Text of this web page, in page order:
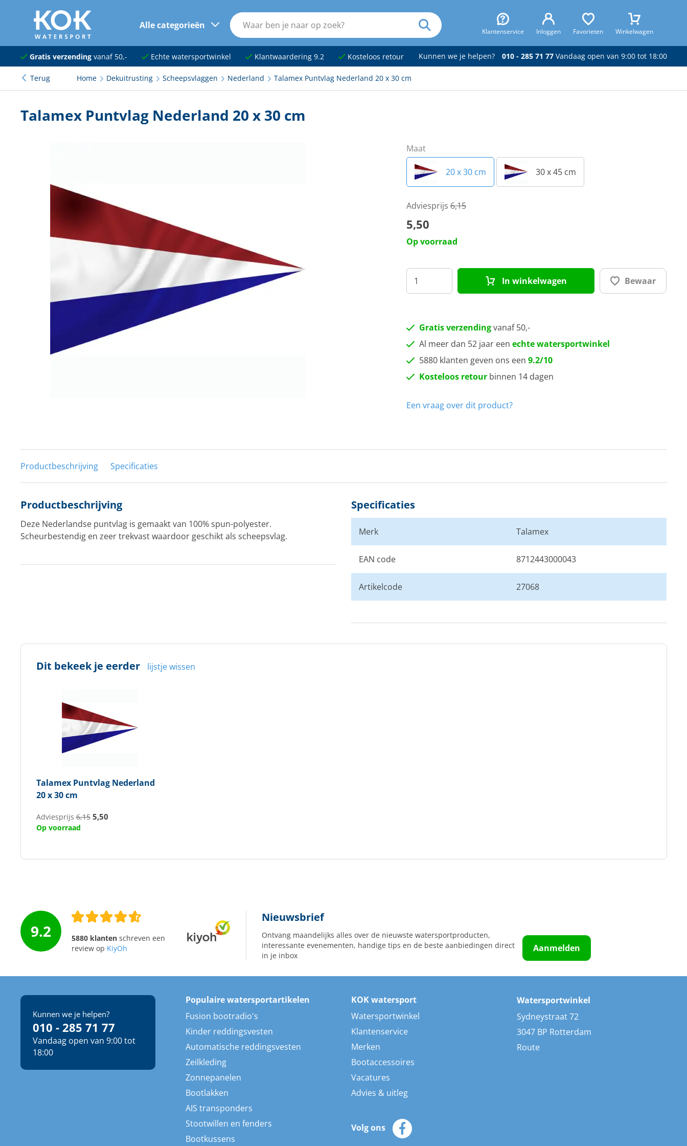
naar hoofdinhoud
Alle categorieën
Klantenservice Inloggen Favorieten Winkelwagen
Navigatie
Dekuitrusting
Sanitair
Techniek en motor
Meubels en lifestyle
SALE
Gratis verzendingvanaf 50,- Echte watersportwinkel Klantwaardering 9.2 Kosteloos retour Kunnen we je helpen? 010 - 285 71 77Vandaag open van 9:00 tot 18:00
Terug Home Dekuitrusting Scheepsvlaggen Nederland Talamex Puntvlag Nederland 20 x 30 cm
Talamex Puntvlag Nederland 20 x 30 cm
Maat
20 x 30 cm 30 x 45 cm
Adviesprijs6,15
5,50
Op voorraad
In winkelwagen Bewaar
Gratis verzendingvanaf 50,-
Al meer dan 52 jaar een echte watersportwinkel
5880 klanten geven ons een 9.2/10
Kosteloos retourbinnen 14 dagen
Een vraag over dit product?
Productbeschrijving Specificaties
Productbeschrijving
Deze Nederlandse puntvlag is gemaakt van 100% spun-polyester.
Scheurbestendig en zeer trekvast waardoor geschikt als scheepsvlag.
Specificaties
Merk Talamex
EAN code 8712443000043
Artikelcode 27068
Dit bekeek je eerder lijstje wissen
TalamexPuntvlag Nederland
20 x 30 cm
Adviesprijs6,15 5,50
Op voorraad
9.2 5880 klantenschreven een
review op KiyOh
Nieuwsbrief
Ontvang maandelijks alles over de nieuwste watersportproducten,
interessante evenementen, handige tips en de beste aanbiedingen direct
in je inbox
Aanmelden
Kunnen we je helpen?
010 - 285 71 77
Vandaag open van 9:00 tot
18:00
Populaire watersportartikelen
Fusion bootradio's
Kinder reddingsvesten
Automatische reddingsvesten
Zeilkleding
Zonnepanelen
Bootlakken
AIS transponders
Stootwillen en fenders
Bootkussens
KOK watersport
Watersportwinkel
Klantenservice
Merken
Bootaccessoires
Vacatures
Advies & uitleg
Volg ons
Watersportwinkel
Sydneystraat 72
3047 BP Rotterdam
Route